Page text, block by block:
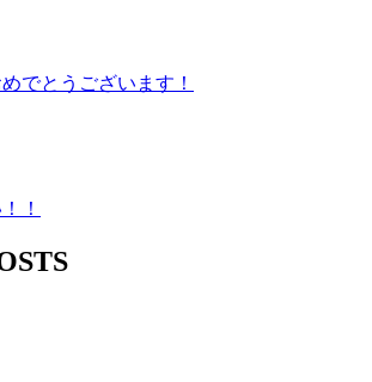
でとうございます！
！